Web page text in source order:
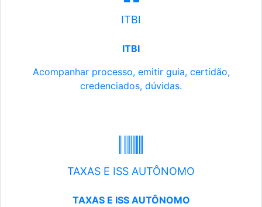
ITBI
ITBI
Acompanhar processo, emitir guia, certidão,
credenciados, dúvidas.
TAXAS E ISS AUTÔNOMO
TAXAS E ISS AUTÔNOMO